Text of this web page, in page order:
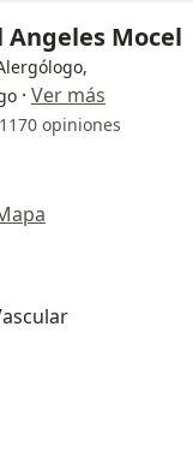
Angeles Mocel
· Ver más
1170 opiniones